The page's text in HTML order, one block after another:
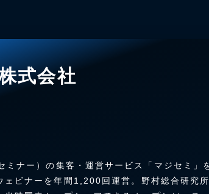
式会社
ミナー）の集客・運営サービス「マジセミ」
ェビナーを年間1,200回運営。野村総合研究